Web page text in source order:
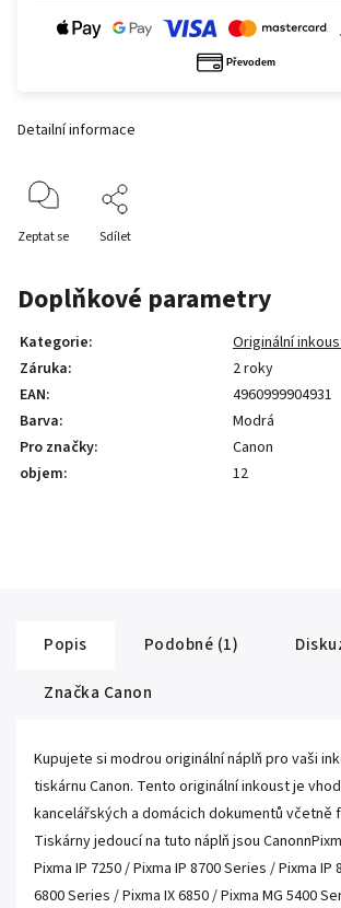
Detailní informace
Zeptat se Sdílet
Doplňkové parametry
Kategorie:
Originální
Záruka:
2 roky
EAN:
4960999904931
Barva:
Modrá
Pro značky:
Canon
objem: 12
Popis Podobné (1)
Značka Canon
Kupujete si modrou originální náplň pro vaši
tiskárnu Canon. Tento originální inkoust je
kancelářských a domácich dokumentů včetně
Tiskárny jedoucí na tuto náplň jsou
Pixma IP 7250 / Pixma IP 8700 Series / Pixma IP
6800 Series / Pixma IX 6850 / Pixma MG 5400